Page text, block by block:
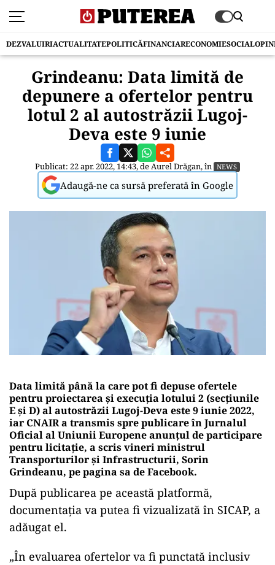
DEZVALUIRIACTUALITATEPOLITICĂFINANCIARECONOMIESOCIAL
Grindeanu: Data limită de
depunere a ofertelor pentru
lotul 2 al autostrăzii Lugoj-
Deva este 9 iunie
Publicat: 22 apr. 2022, 14:43, deAurel Drăgan, în NEWS
Adaugă-ne ca sursă preferată în Google
Data limită până la care pot fi depuse ofertele
pentru proiectarea şi execuţia lotului 2 (secţiunile
E şi D) al autostrăzii Lugoj-Deva este 9 iunie 2022,
iar CNAIR a transmis spre publicare în Jurnalul
Oficial al Uniunii Europene anunţul de participare
pentru licitaţie, a scris vineri ministrul
Transporturilor şi Infrastructurii, Sorin
Grindeanu, pe pagina sa de Facebook.
După publicarea pe această platformă,
documentaţia va putea fi vizualizată în SICAP, a
adăugat el.
„În evaluarea ofertelor va fi punctată inclusiv